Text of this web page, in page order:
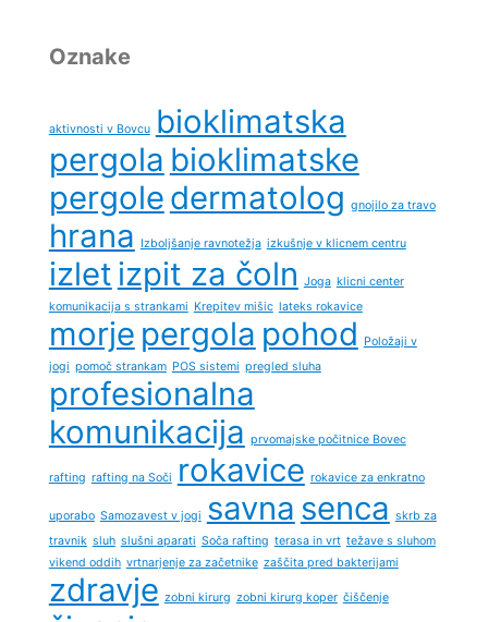
Oznake
aktivnosti v Bovcu bioklimatska
pergola bioklimatske
pergole dermatolog gnojilo za travo
hrana Izboljšanje ravnotežja izkušnje v klicnem centru
izlet izpit za čoln Joga klicni center
komunikacija s strankami Krepitev mišic lateks rokavice
morje pergola pohod
Položaji v
jogi pomoč strankam POS sistemi pregled sluha
profesionalna
komunikacija prvomajske počitnice Bovec
rafting rafting na Soči rokavice rokavice za enkratno
uporabo Samozavest v jogi savna senca skrb za
travnik sluh slušni aparati Soča rafting terasa in vrt težave s sluhom
vikend oddih vrtnarjenje za začetnike zaščita pred bakterijami
zdravje zobni kirurg zobni kirurg koper čiščenje